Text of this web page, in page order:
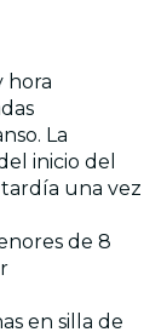
hora
La
inicio del
una vez
de 8
en silla de